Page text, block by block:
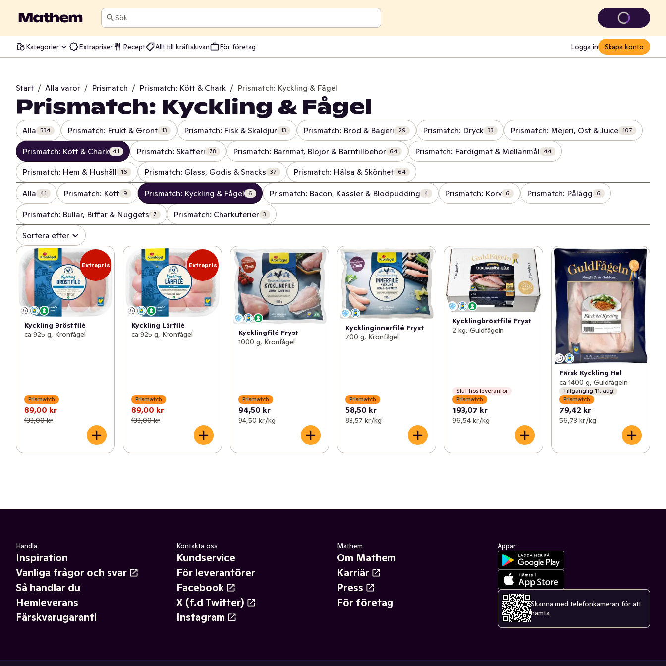
Sök
Kategorier Extrapriser Recept Allt till kräftskivan För företag Logga in Skapa konto
Start / Alla varor / Prismatch / Prismatch: Kött & Chark / Prismatch: Kyckling & Fågel
Prismatch: Kyckling & Fågel
Alla 534 Prismatch: Frukt & Grönt 13 Prismatch: Fisk & Skaldjur 13 Prismatch: Bröd & Bageri 29 Prismatch: Dryck 33 Prismatch: Mejeri, Ost & Juice 107
Prismatch: Kött & Chark 41 Prismatch: Skafferi 78 Prismatch: Barnmat, Blöjor & Barntillbehör 64 Prismatch: Färdigmat & Mellanmål 44
Prismatch: Hem & Hushåll 16 Prismatch: Glass, Godis & Snacks 37 Prismatch: Hälsa & Skönhet 64
Alla 41 Prismatch: Kött 9 Prismatch: Kyckling & Fågel 6 Prismatch: Bacon, Kassler & Blodpudding 4 Prismatch: Korv 6 Prismatch: Pålägg 6
Prismatch: Bullar, Biffar & Nuggets 7 Prismatch: Charkuterier 3
Sortera efter
Extrapris
Kyckling Bröstfilé
ca 925 g, Kronfågel
Prismatch
89,00 kr
133,00 kr
Extrapris
Kyckling Lårfilé
ca 925 g, Kronfågel
Prismatch
89,00 kr
133,00 kr
Kycklingfilé Fryst
1000 g, Kronfågel
Prismatch
94,50 kr
94,50 kr /kg
Kycklinginnerfilé Fryst
700 g, Kronfågel
Prismatch
58,50 kr
83,57 kr /kg
Kycklingbröstfilé Fryst
2 kg, Guldfågeln
Slut hos leverantör
Prismatch
193,07 kr
96,54 kr /kg
Färsk Kyckling Hel
ca 1400 g, Guldfågeln
Tillgänglig 11. aug
Prismatch
79,42 kr
56,73 kr /kg
Handla
Inspiration
Vanliga frågor och svar
Så handlar du
Hemleverans
Färskvarugaranti
Kontakta oss
Kundservice
För leverantörer
Facebook
X (f.d Twitter)
Instagram
Mathem
Om Mathem
Karriär
Press
För företag
Appar
Skanna med telefonkameran för att
hämta